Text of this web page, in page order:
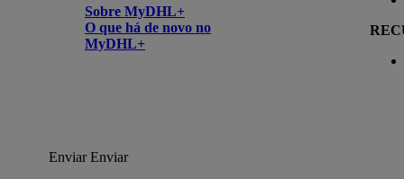
Sobre MyDHL+
O que há de novo no
MyDHL+
EnviarEnviar